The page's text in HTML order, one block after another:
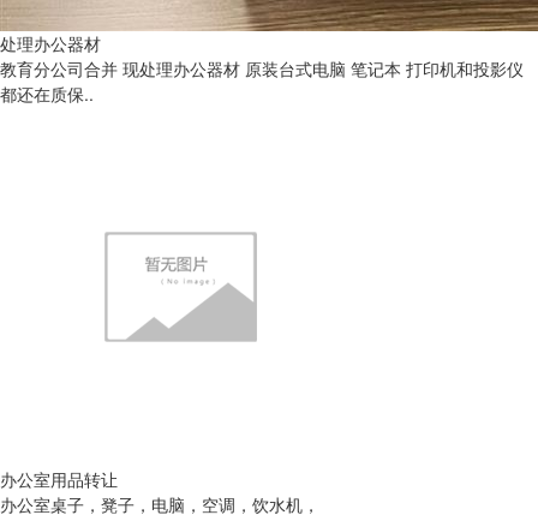
处理办公器材
教育分公司合并 现处理办公器材 原装台式电脑 笔记本 打印机和投影仪
都还在质保..
办公室用品转让
办公室桌子，凳子，电脑，空调，饮水机，